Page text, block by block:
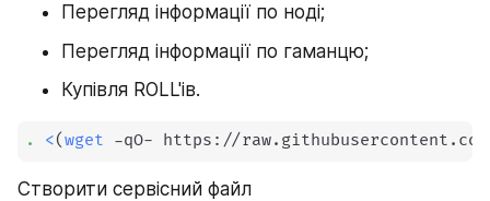
Перегляд інформації по ноді;
Перегляд інформації по гаманцю;
Купівля ROLL'ів.
. <(wget -qO- https://
Створити сервісний файл